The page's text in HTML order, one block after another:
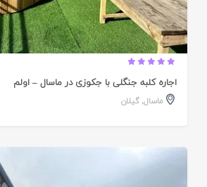
اجاره کلبه جنگلی با جکوزی در ماسال – اولم
ماسال,گیلان